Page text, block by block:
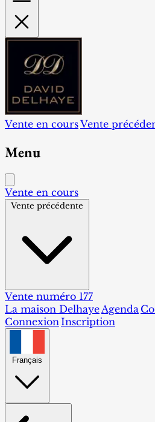
Vente en coursVente
Menu
Vente en cours
Vente précédente
Vente numéro 177
La maison DelhayeAgenda
ConnexionInscription
Français